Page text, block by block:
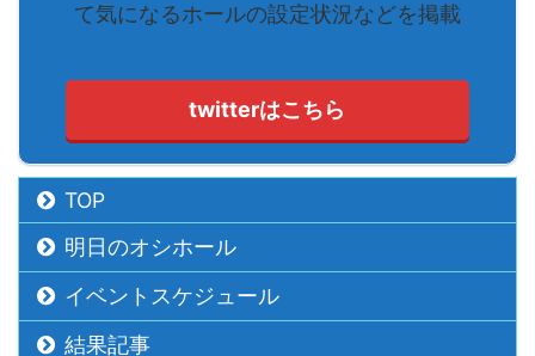
て気になるホールの設定状況などを掲載
twitterはこちら
TOP
明日のオシホール
イベントスケジュール
結果記事